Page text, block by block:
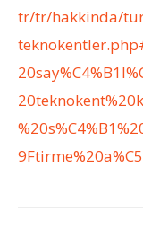
tr/tr/hakkinda/